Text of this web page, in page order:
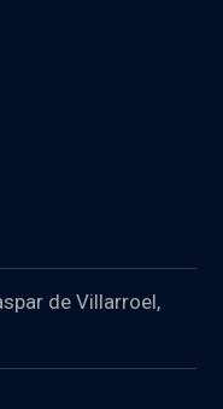
de Villarroel,